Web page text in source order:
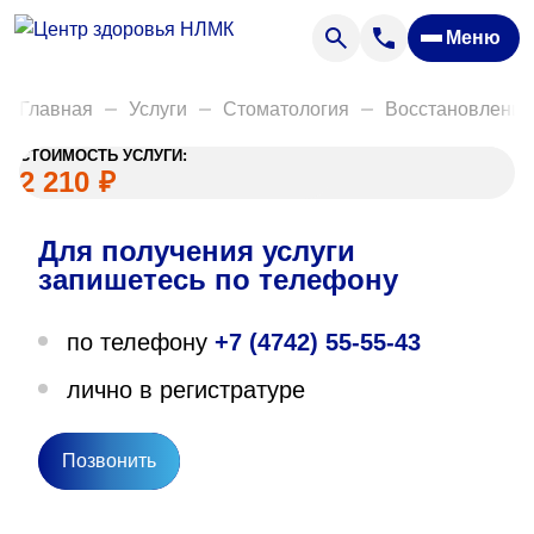
Меню
Анализы
Акции
Пациентам
Вакансии
О нас
Направления деятельности
Главная Услуги Стоматология
СТОИМОСТЬ УСЛУГИ:
2 210 ₽
Для получения услуги
запишетесь по телефону
по телефону +7 (4742) 55-55-43
лично в регистратуре
Позвонить